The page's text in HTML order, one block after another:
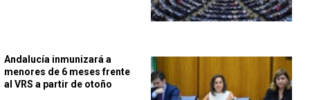
Andalucía inmunizará a
menores de 6 meses frente
al VRS a partir de otoño